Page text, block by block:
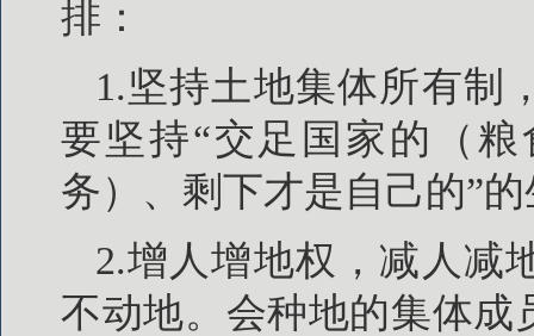
排：
1.坚持土地集体所有制
要坚持“交足国家的（
务）、剩下才是自己的”
2.增人增地权，减人减
不动地。会种地的集体成